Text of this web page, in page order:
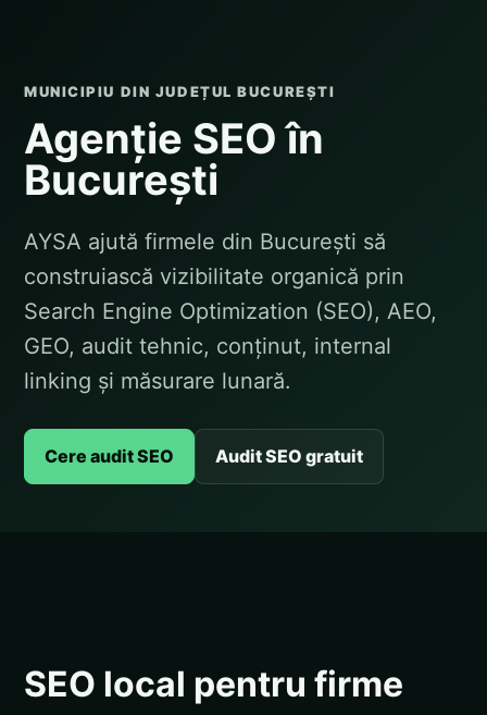
MUNICIPIU DIN JUDEȚUL BUCUREȘTI
Agenție SEO în
București
AYSA ajută firmele din București să
construiască vizibilitate organică prin
Search Engine Optimization (SEO), AEO,
GEO, audit tehnic, conținut, internal
linking și măsurare lunară.
Cere audit SEO Audit SEO gratuit
SEO local pentru firme